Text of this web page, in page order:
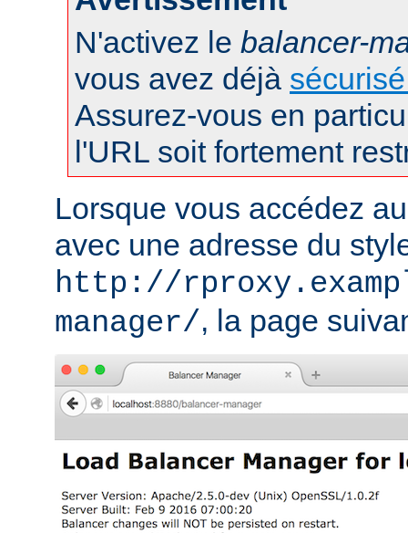
N'activez le balancer-
vous avez déjà
Assurez-vous en
l'URL soit fortement
Lorsque vous accédez
avec une adresse du
http://
manager/, la page